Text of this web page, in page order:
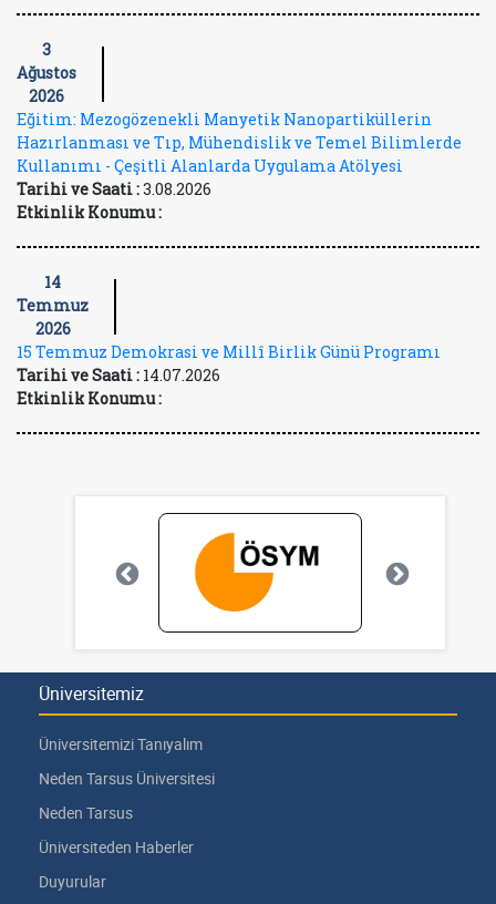
3
Ağustos
2026
Eğitim: Mezogözenekli Manyetik Nanopartiküllerin
Hazırlanması ve Tıp, Mühendislik ve Temel Bilimlerde
Kullanımı - Çeşitli Alanlarda Uygulama Atölyesi
Tarihi ve Saati :3.08.2026
Etkinlik Konumu :
14
Temmuz
2026
15 Temmuz Demokrasi ve Millî Birlik Günü Programı
Tarihi ve Saati : 14.07.2026
Etkinlik Konumu :
Üniversitemiz
Üniversitemizi Tanıyalım
Neden Tarsus Üniversitesi
Neden Tarsus
Üniversiteden Haberler
Duyurular